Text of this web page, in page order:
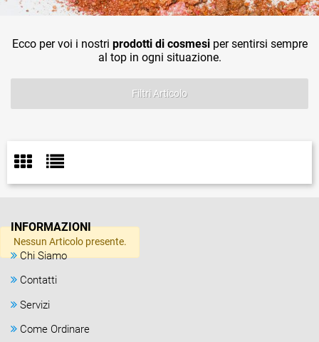
Ecco per voi i nostri prodotti di cosmesiper sentirsi sempre
al top in ogni situazione.
Filtri Articolo
Nessun Articolo presente.
INFORMAZIONI
Chi Siamo
Contatti
Servizi
Come Ordinare